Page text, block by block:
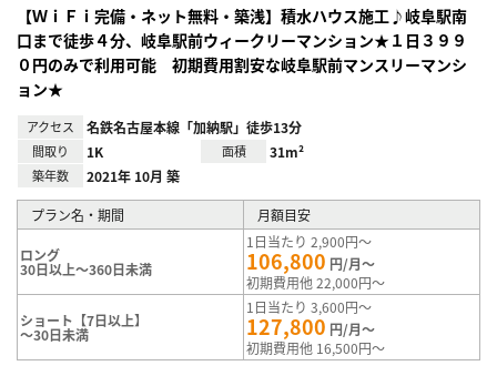
【ＷｉＦｉ完備・ネット無料・築浅】積水ハウス施工♪岐阜駅南
口まで徒歩４分、岐阜駅前ウィークリーマンション★１日３９９
０円のみで利用可能 初期費用割安な岐阜駅前マンスリーマンシ
ョン★
アクセス 名鉄名古屋本線「加納駅」徒歩13分
間取り 1K 面積 31m²
築年数 2021年 10月 築
プラン名・期間 月額目安
ロング
30日以上～360日未満
1日当たり 2,900円～
106,800 円/月～
初期費用他 22,000円～
ショート【7日以上】
～30日未満
1日当たり 3,600円～
127,800 円/月～
初期費用他 16,500円～